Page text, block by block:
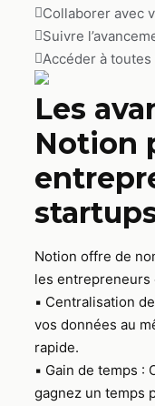
Collaborer avec
Suivre
Accéder à
Les
Notion
Notion offre de
les entrepreneurs
▪️ Centralisation
vos données au
rapide.
▪️ Gain de temps :
gagnez un temps